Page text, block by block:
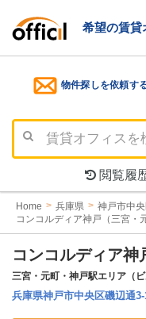
希望の賃貸
物件探しを依頼す
閲覧履
Home 兵庫県
神戸市中
コンコルディア神戸（三宮・
コンコルディア神
三宮・元町・神戸駅エリア（
兵庫県神戸市中央区磯辺通3-